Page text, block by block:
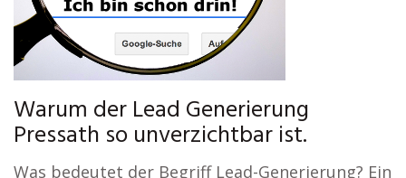
Warum der Lead Generierung
Pressath so unverzichtbar ist.
Was bedeutet der Begriff Lead-Generierung? Ein